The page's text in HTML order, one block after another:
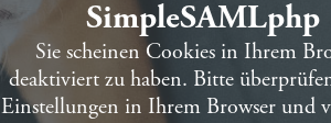
SimpleSAMLphp
Sie scheinen Cookies in Ihrem
deaktiviert zu haben. Bitte
Einstellungen in Ihrem Browser und